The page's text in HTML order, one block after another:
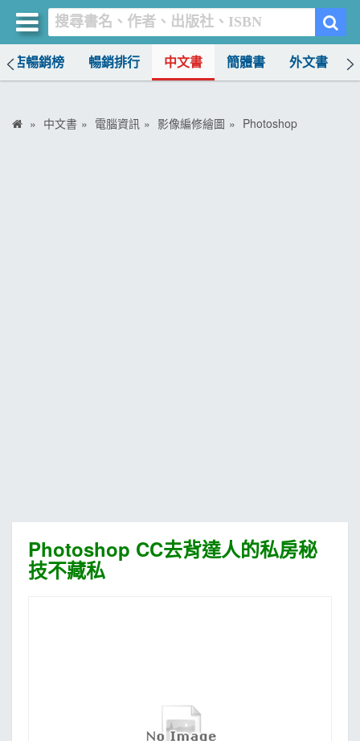
書店暢銷榜 暢銷排行 中文書 簡體書 外文書
中文書 電腦資訊 影像編修繪圖 Photoshop
Photoshop CC‎去背達人的私房秘
技不藏私
買書網
首頁